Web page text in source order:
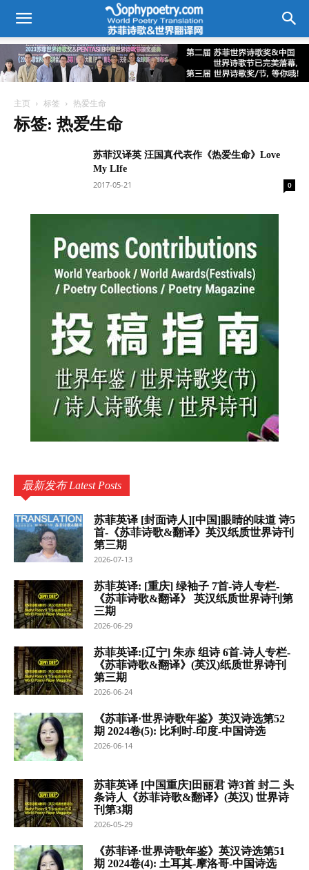
主页 标签 热爱生命
标签: 热爱生命
苏菲汉译英 汪国真代表作《热爱生命》Love
My LIfe
2017-05-21
0
最新发布 Latest Posts
苏菲英译 [封面诗人][中国]眼睛的味道 诗5
首-《苏菲诗歌&翻译》英汉纸质世界诗刊
第三期
2026-07-13
苏菲英译: [重庆] 绿袖子 7首-诗人专栏-
《苏菲诗歌&翻译》 英汉纸质世界诗刊第
三期
2026-06-29
苏菲英译:[辽宁] 朱赤 组诗 6首-诗人专栏-
《苏菲诗歌&翻译》(英汉)纸质世界诗刊
第三期
2026-06-24
《苏菲译·世界诗歌年鉴》英汉诗选第52
期 2024卷(5): 比利时-印度-中国诗选
2026-06-14
苏菲英译 [中国重庆]田丽君 诗3首 封二 头
条诗人《苏菲诗歌&翻译》(英汉) 世界诗
刊第3期
2026-05-29
《苏菲译·世界诗歌年鉴》英汉诗选第51
期 2024卷(4): 土耳其-摩洛哥-中国诗选